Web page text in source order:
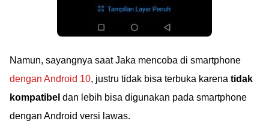
Namun, sayangnya saat Jaka mencoba di smartphone
dengan Android 10, justru tidak bisa terbuka karena tidak
kompatibel dan lebih bisa digunakan pada smartphone
dengan Android versi lawas.